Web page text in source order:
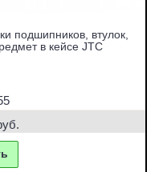
подшипников, втулок,
в кейсе JTC